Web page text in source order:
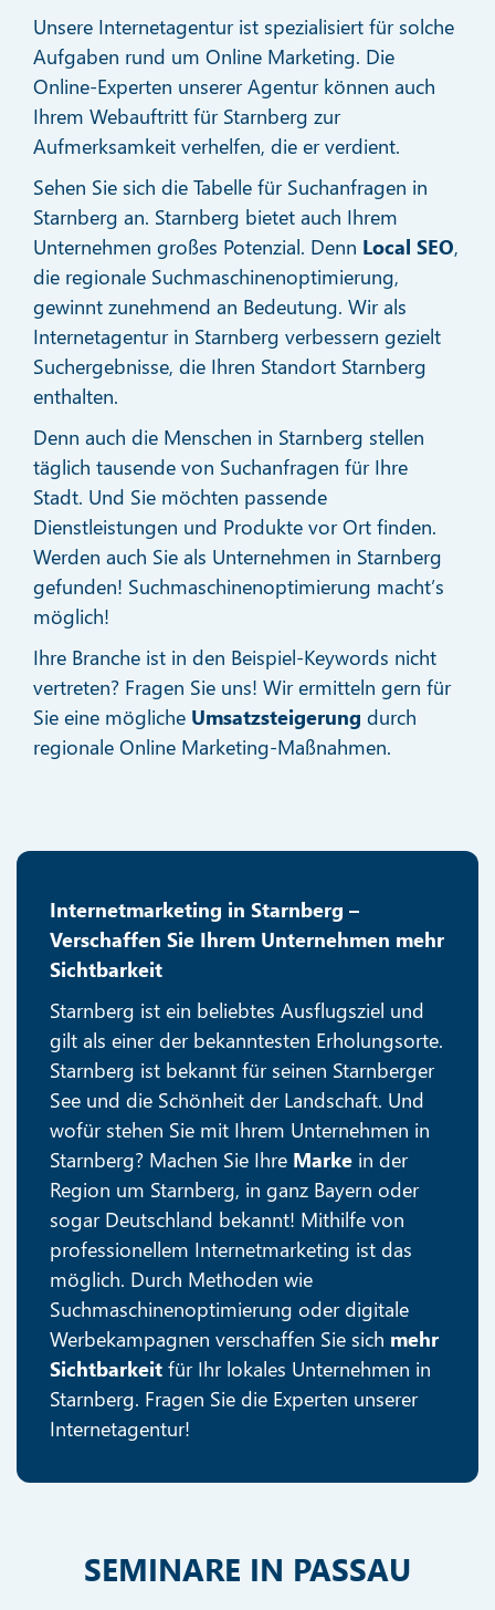
Unsere Internetagentur ist spezialisiert für solche
Aufgaben rund um Online Marketing. Die
Online-Experten unserer Agentur können auch
Ihrem Webauftritt für Starnberg zur
Aufmerksamkeit verhelfen, die er verdient.
Sehen Sie sich die Tabelle für Suchanfragen in
Starnberg an. Starnberg bietet auch Ihrem
Unternehmen großes Potenzial. Denn Local SEO,
die regionale Suchmaschinenoptimierung,
gewinnt zunehmend an Bedeutung. Wir als
Internetagentur in Starnberg verbessern gezielt
Suchergebnisse, die Ihren Standort Starnberg
enthalten.
Denn auch die Menschen in Starnberg stellen
täglich tausende von Suchanfragen für Ihre
Stadt. Und Sie möchten passende
Dienstleistungen und Produkte vor Ort finden.
Werden auch Sie als Unternehmen in Starnberg
gefunden! Suchmaschinenoptimierung macht’s
möglich!
Ihre Branche ist in den Beispiel-Keywords nicht
vertreten? Fragen Sie uns! Wir ermitteln gern für
Sie eine mögliche Umsatzsteigerung durch
regionale Online Marketing-Maßnahmen.
Internetmarketing in Starnberg –
Verschaffen Sie Ihrem Unternehmen mehr
Sichtbarkeit
Starnberg ist ein beliebtes Ausflugsziel und
gilt als einer der bekanntesten Erholungsorte.
Starnberg ist bekannt für seinen Starnberger
See und die Schönheit der Landschaft. Und
wofür stehen Sie mit Ihrem Unternehmen in
Starnberg? Machen Sie Ihre Marke in der
Region um Starnberg, in ganz Bayern oder
sogar Deutschland bekannt! Mithilfe von
professionellem Internetmarketing ist das
möglich. Durch Methoden wie
Suchmaschinenoptimierung oder digitale
Werbekampagnen verschaffen Sie sich mehr
Sichtbarkeit für Ihr lokales Unternehmen in
Starnberg. Fragen Sie die Experten unserer
Internetagentur!
SEMINARE IN PASSAU